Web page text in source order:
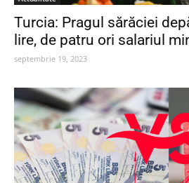
Turcia: Pragul sărăciei
lire, de patru ori salariul
septembrie 19, 2023